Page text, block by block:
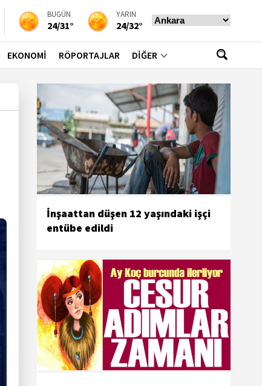
BUGÜN
24/31°
YARIN
24/32°
EKONOMİ RÖPORTAJLAR DİĞER
İnşaattan düşen 12 yaşındaki işçi
entübe edildi